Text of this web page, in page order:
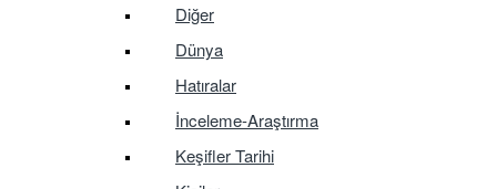
Diğer
Dünya
Hatıralar
İnceleme-Araştırma
Keşifler Tarihi